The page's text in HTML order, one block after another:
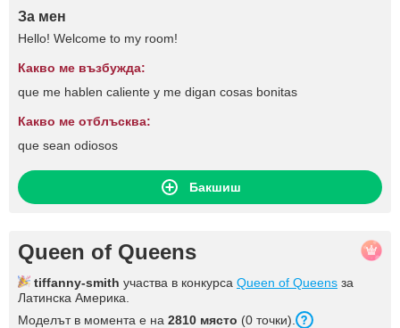
За мен
Hello! Welcome to my room!
Какво ме възбужда:
que me hablen caliente y me digan cosas bonitas
Какво ме отблъсква:
que sean odiosos
Бакшиш
Queen of Queens
tiffanny-smith участва в конкурса Queen of Queens за
Латинска Америка.
Моделът в момента е на 2810 място (0 точки).